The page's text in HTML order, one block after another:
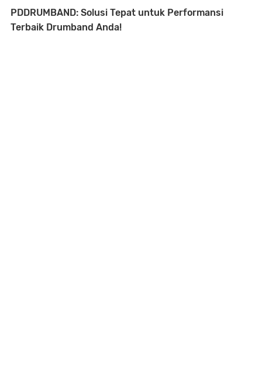
PDDRUMBAND: Solusi Tepat untuk Performansi
Terbaik Drumband Anda!